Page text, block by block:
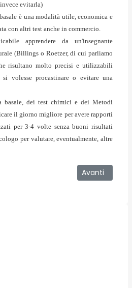
evitarla)
è una modalità utile, economica e
con altri test anche in commercio.
apprendere da un'insegnante
(Billings o Roetzer, di cui parliamo
risultano molto precisi e utilizzabili
volesse procastinare o evitare una
basale, dei test chimici e dei Metodi
il giorno migliore per avere rapporti
per 3-4 volte senza buoni risultati
per valutare, eventualmente, altre
Procreazione AssistitaArticolo
Avanti